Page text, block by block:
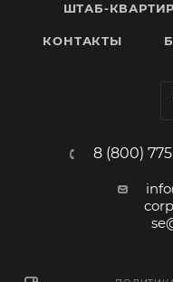
ШТАБ-
КОНТАКТЫ
8 (800)